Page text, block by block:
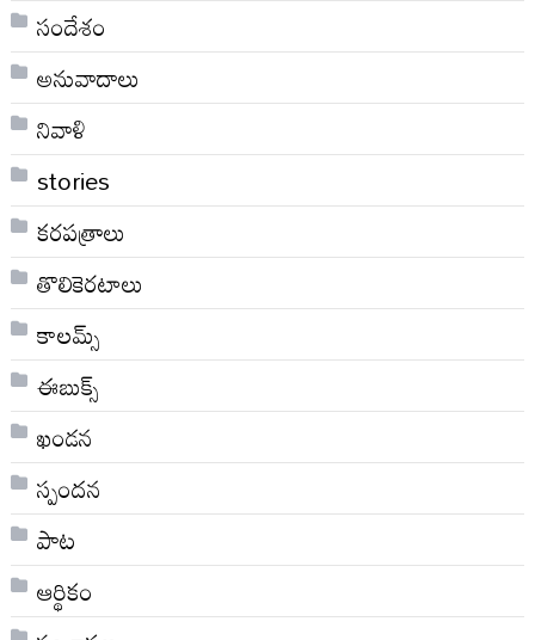
సందేశం
అనువాదాలు
నివాళి
stories
కరపత్రాలు
తొలికెరటాలు
కాలమ్స్
ఈబుక్స్
ఖండన
స్పందన
పాట
ఆర్థికం